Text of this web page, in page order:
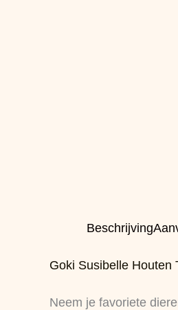
Beschrijving
Goki Susibelle Houten
Neem je favoriete